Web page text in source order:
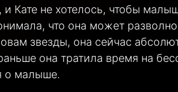
и Кате не хотелось, чтобы
что она может
звезды, она сейчас
она тратила время на
о малыше.